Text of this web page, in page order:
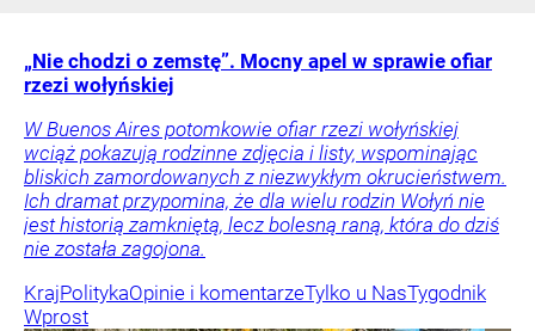
„Nie chodzi o zemstę”. Mocny apel w sprawie ofiar
rzezi wołyńskiej
W Buenos Aires potomkowie ofiar rzezi wołyńskiej
wciąż pokazują rodzinne zdjęcia i listy, wspominając
bliskich zamordowanych z niezwykłym okrucieństwem.
Ich dramat przypomina, że dla wielu rodzin Wołyń nie
jest historią zamkniętą, lecz bolesną raną, która do dziś
nie została zagojona.
KrajPolitykaOpinie i komentarzeTylko u NasTygodnik
Wprost